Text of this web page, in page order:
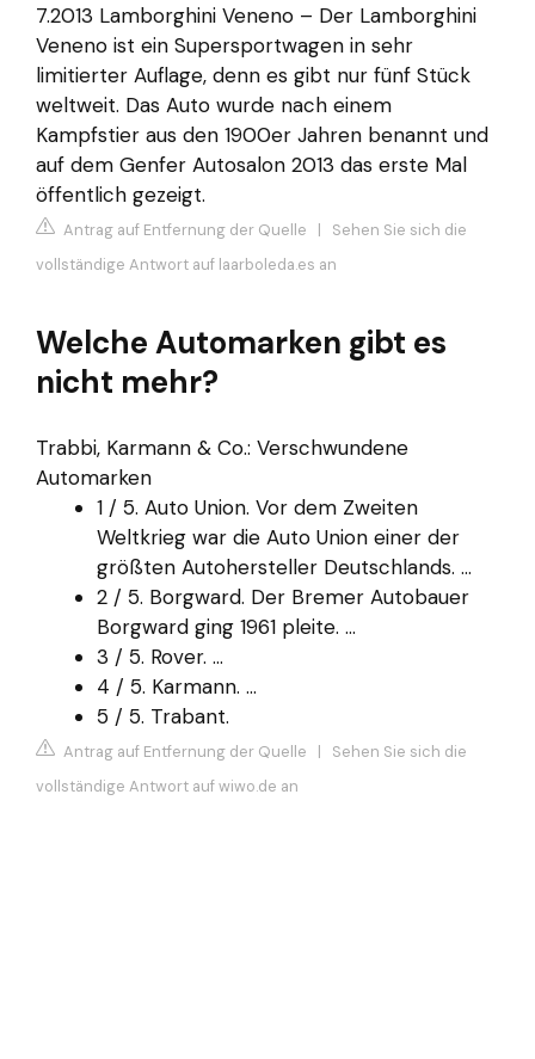
7.2013 Lamborghini Veneno – Der Lamborghini
Veneno ist ein Supersportwagen in sehr
limitierter Auflage, denn es gibt nur fünf Stück
weltweit. Das Auto wurde nach einem
Kampfstier aus den 1900er Jahren benannt und
auf dem Genfer Autosalon 2013 das erste Mal
öffentlich gezeigt.
Antrag auf Entfernung der Quelle | Sehen Sie sich die
vollständige Antwort auf laarboleda.es an
Welche Automarken gibt es
nicht mehr?
Trabbi, Karmann & Co.: Verschwundene
Automarken
1 / 5. Auto Union. Vor dem Zweiten
Weltkrieg war die Auto Union einer der
größten Autohersteller Deutschlands. ...
2 / 5. Borgward. Der Bremer Autobauer
Borgward ging 1961 pleite. ...
3 / 5. Rover. ...
4 / 5. Karmann. ...
5 / 5. Trabant.
Antrag auf Entfernung der Quelle | Sehen Sie sich die
vollständige Antwort auf wiwo.de an